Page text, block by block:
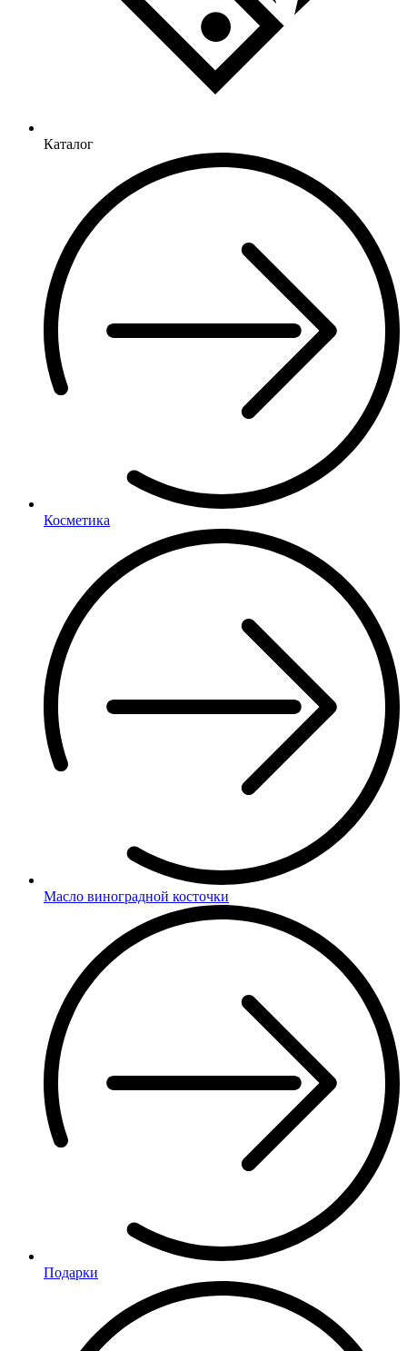
Каталог
Косметика
Масло виноградной косточки
Подарки